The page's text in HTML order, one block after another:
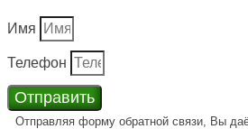
Имя
Телефон
Отправить
Отправляя форму обратной связи, Вы